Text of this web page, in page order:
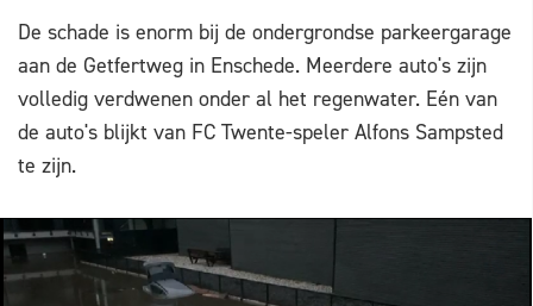
De schade is enorm bij de ondergrondse parkeergarage
aan de Getfertweg in Enschede. Meerdere auto's zijn
volledig verdwenen onder al het regenwater. Eén van
de auto's blijkt van FC Twente-speler Alfons Sampsted
te zijn.